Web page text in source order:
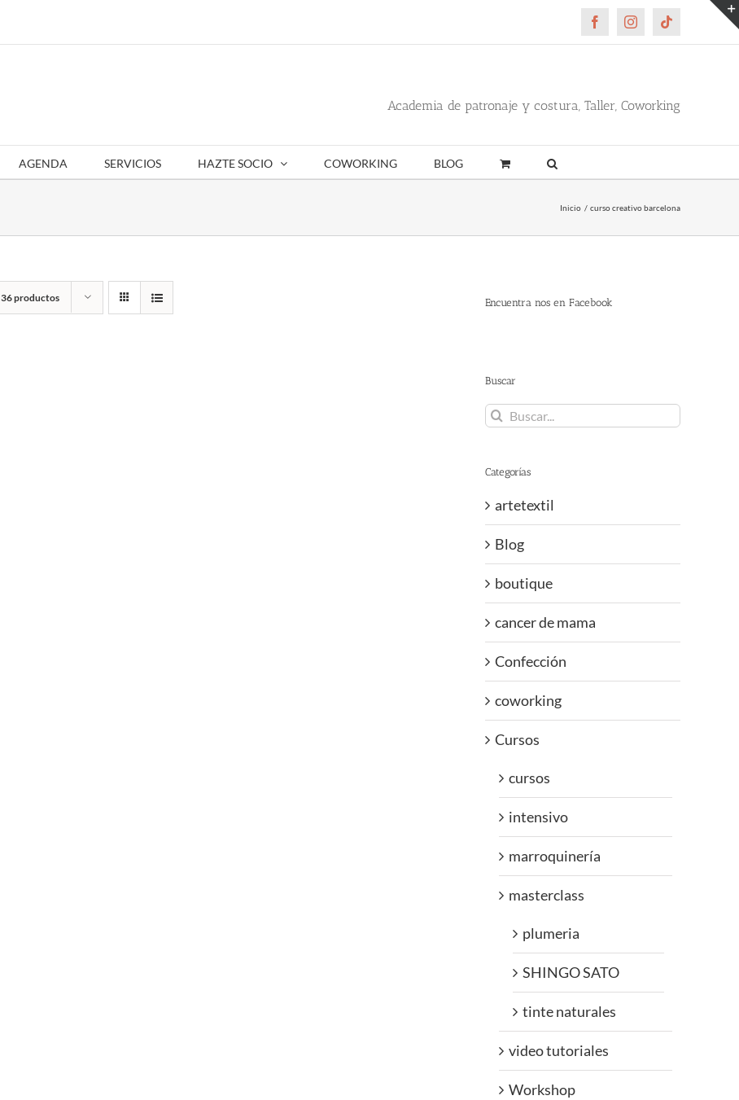
FacebookInstagramTiktok
Academia de patronaje y costura, Taller, Coworking
AGENDA SERVICIOS HAZTE SOCIO COWORKING BLOG
Inicio curso creativo barcelona
36 productos Encuentra nos en Facebook
Buscar
Buscar:
Categorías
artetextil
Blog
boutique
cancer de mama
Confección
coworking
Cursos
cursos
intensivo
marroquinería
masterclass
plumeria
SHINGO SATO
tinte naturales
video tutoriales
Workshop